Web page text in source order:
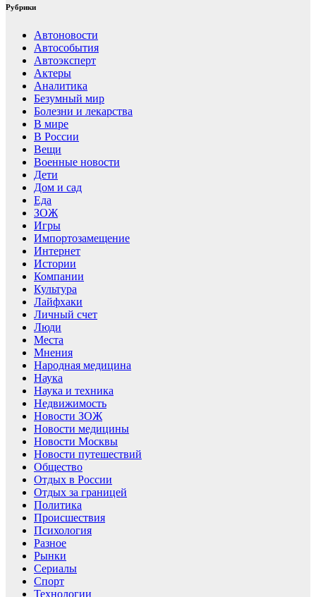
Рубрики
Автоновости
Автособытия
Автоэксперт
Актеры
Аналитика
Безумный мир
Болезни и лекарства
В мире
В России
Вещи
Военные новости
Дети
Дом и сад
Еда
ЗОЖ
Игры
Импортозамещение
Интернет
Истории
Компании
Культура
Лайфхаки
Личный счет
Люди
Места
Мнения
Народная медицина
Наука
Наука и техника
Недвижимость
Новости ЗОЖ
Новости медицины
Новости Москвы
Новости путешествий
Общество
Отдых в России
Отдых за границей
Политика
Происшествия
Психология
Разное
Рынки
Сериалы
Спорт
Технологии